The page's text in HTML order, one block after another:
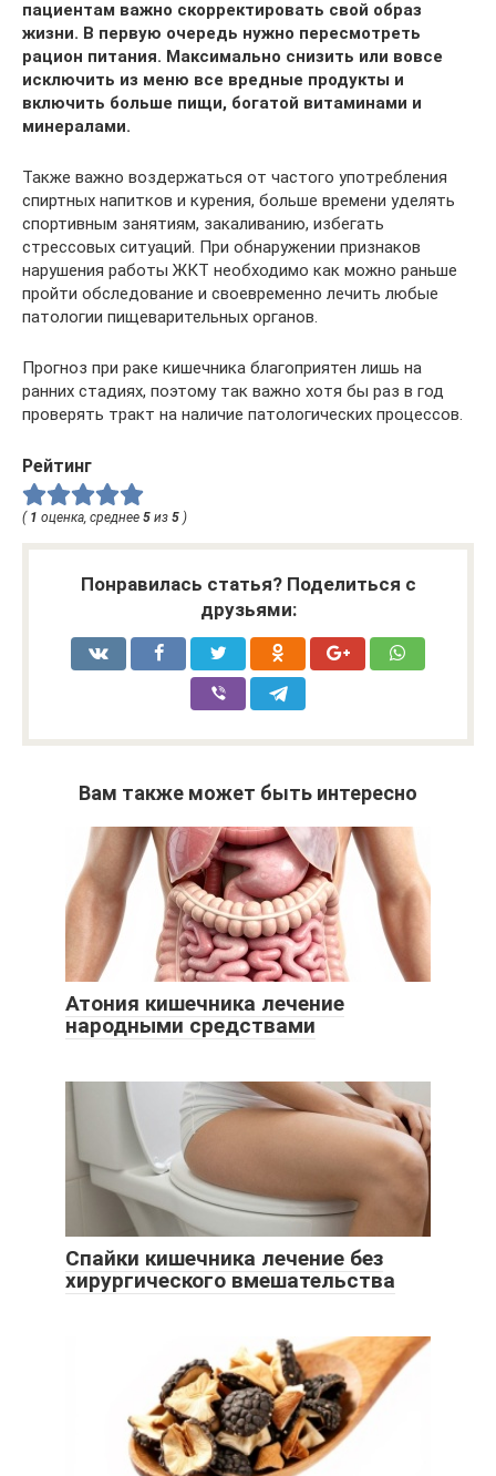
пациентам важно скорректировать свой образ
жизни. В первую очередь нужно пересмотреть
рацион питания. Максимально снизить или вовсе
исключить из меню все вредные продукты и
включить больше пищи, богатой витаминами и
минералами.
Также важно воздержаться от частого употребления
спиртных напитков и курения, больше времени уделять
спортивным занятиям, закаливанию, избегать
стрессовых ситуаций. При обнаружении признаков
нарушения работы ЖКТ необходимо как можно раньше
пройти обследование и своевременно лечить любые
патологии пищеварительных органов.
Прогноз при раке кишечника благоприятен лишь на
ранних стадиях, поэтому так важно хотя бы раз в год
проверять тракт на наличие патологических процессов.
Рейтинг
( 1 оценка, среднее 5 из 5 )
Понравилась статья? Поделиться с
друзьями:
Вам также может быть интересно
Атония кишечника лечение
народными средствами
Спайки кишечника лечение без
хирургического вмешательства